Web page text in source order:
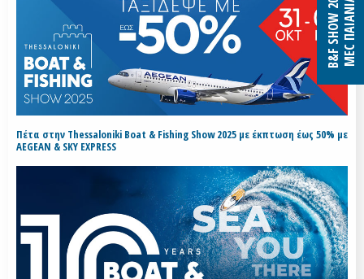
Πέτα στην Thessaloniki Boat & Fishing Show 2025 με έκπτωση έως 50% με
AEGEAN & SKY EXPRESS
B&F SHOW 2027MEC ΠΑΙΑΝΙΑΣ